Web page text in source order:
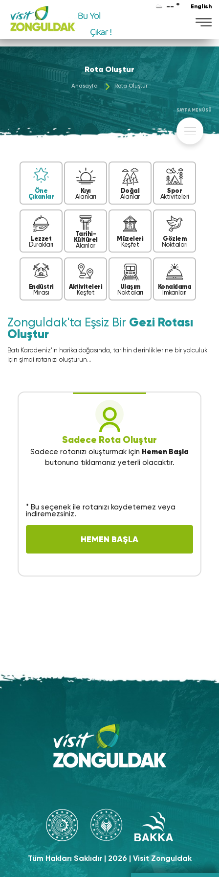
-- ° English
Rota Oluştur
Anasayfa Rota Oluştur
SAYFA MENÜSÜ
Öne
Çıkanlar
Kıyı
Alanları
Doğal
Alanlar
Spor
Aktiviteleri
Lezzet
Durakları
Tarihi-
Kültürel
Alanlar
Müzeleri
Keşfet
Gözlem
Noktaları
Endüstri
Mirası
Aktiviteleri
Keşfet
Ulaşım
Noktaları
Konaklama
İmkanları
Zonguldak'ta Eşsiz Bir Gezi Rotası
Oluştur
Batı Karadeniz'in harika doğasında, tarihin derinliklerine bir yolculuk
için şimdi rotanızı oluşturun...
Sadece Rota Oluştur
Sadece rotanızı oluşturmak için Hemen Başla
butonuna tıklamanız yeterli olacaktır.
* Bu seçenek ile rotanızı kaydetemez veya
indiremezsiniz.
HEMEN BAŞLA
Tüm Hakları Saklıdır | 2026 | Visit Zonguldak